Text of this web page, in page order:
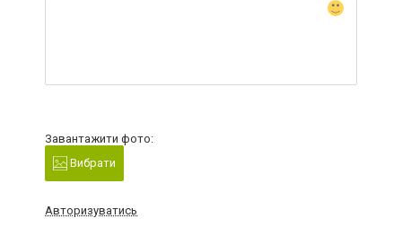
Завантажити фото:
Вибрати
Авторизуватись